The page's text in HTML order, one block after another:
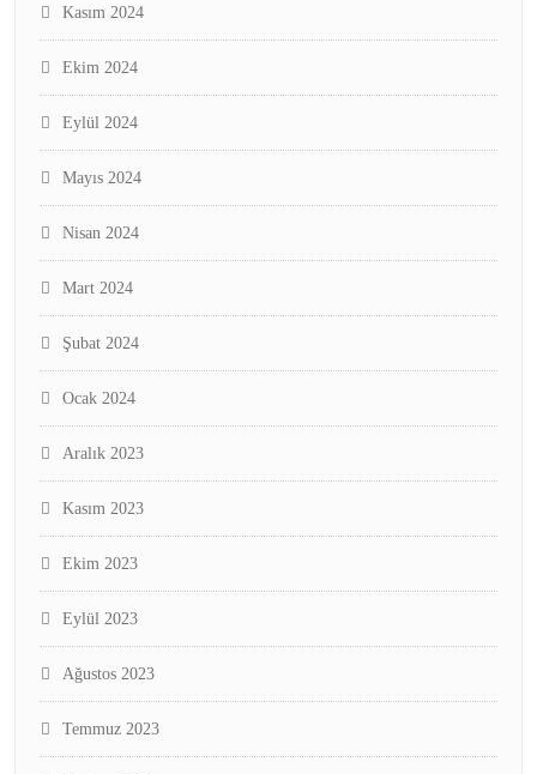
Kasım 2024
Ekim 2024
Eylül 2024
Mayıs 2024
Nisan 2024
Mart 2024
Şubat 2024
Ocak 2024
Aralık 2023
Kasım 2023
Ekim 2023
Eylül 2023
Ağustos 2023
Temmuz 2023